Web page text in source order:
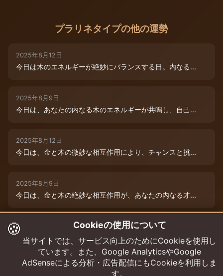
プラリネタイプの他の運勢
2025年8月12日
今日は木のエネルギーが絶妙にバランスする日。内なる...
2025年8月9日
今日は、あなたの内なる木のエネルギーが共鳴し、自己...
2025年8月12日
今日は、金と木の微妙な相互作用により、チャンスと挑...
2025年8月9日
今日は、金と木の絶妙な相互作用が、あなたの内なる才...
2025年8月12日
木と木が出会う今日は、成長エネルギーが絶好調！まる...
🍪 Cookieの使用について
当サイトでは、サービス向上のためにCookieを使用し
ています。また、Google AnalyticsやGoogle
AdSenseによる分析・広告配信にもCookieを利用しま
す。